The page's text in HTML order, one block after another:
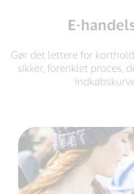
E-
Gør det lettere for
sikker, forenklet proces,